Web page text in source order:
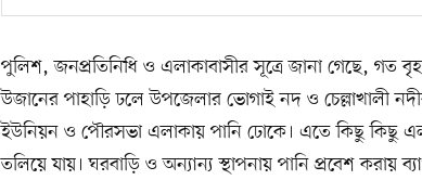
পুলিশ, জনপ্রতিনিধি ও এলাকাবাসীর সূত্রে জানা গেছে, গত
উজানের পাহাড়ি ঢলে উপজেলার ভোগাই নদ ও চেল্লাখালী
ইউনিয়ন ও পৌরসভা এলাকায় পানি ঢোকে। এতে কিছু কিছু
তলিয়ে যায়। ঘরবাড়ি ও অন্যান্য স্থাপনায় পানি প্রবেশ করায়